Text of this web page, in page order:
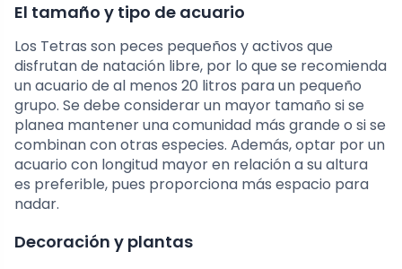
El tamaño y tipo de acuario
Los Tetras son peces pequeños y activos que
disfrutan de natación libre, por lo que se recomienda
un acuario de al menos 20 litros para un pequeño
grupo. Se debe considerar un mayor tamaño si se
planea mantener una comunidad más grande o si se
combinan con otras especies. Además, optar por un
acuario con longitud mayor en relación a su altura
es preferible, pues proporciona más espacio para
nadar.
Decoración y plantas